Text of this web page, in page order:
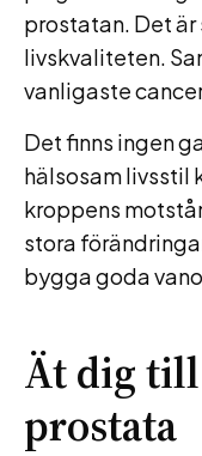
prostatan. Det
livskvaliteten.
vanligaste
Det finns ingen
hälsosam livsstil
kroppens
stora
bygga goda
Ät dig
prostata